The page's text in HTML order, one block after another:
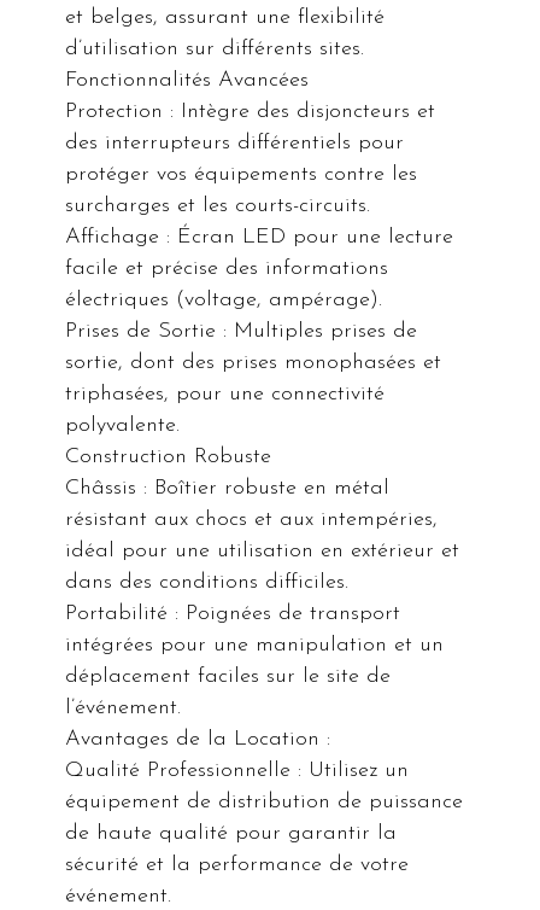
et belges, assurant une flexibilité
d’utilisation sur différents sites.
Fonctionnalités Avancées
Protection : Intègre des disjoncteurs et
des interrupteurs différentiels pour
protéger vos équipements contre les
surcharges et les courts-circuits.
Affichage : Écran LED pour une lecture
facile et précise des informations
électriques (voltage, ampérage).
Prises de Sortie : Multiples prises de
sortie, dont des prises monophasées et
triphasées, pour une connectivité
polyvalente.
Construction Robuste
Châssis : Boîtier robuste en métal
résistant aux chocs et aux intempéries,
idéal pour une utilisation en extérieur et
dans des conditions difficiles.
Portabilité : Poignées de transport
intégrées pour une manipulation et un
déplacement faciles sur le site de
l’événement.
Avantages de la Location :
Qualité Professionnelle : Utilisez un
équipement de distribution de puissance
de haute qualité pour garantir la
sécurité et la performance de votre
événement.